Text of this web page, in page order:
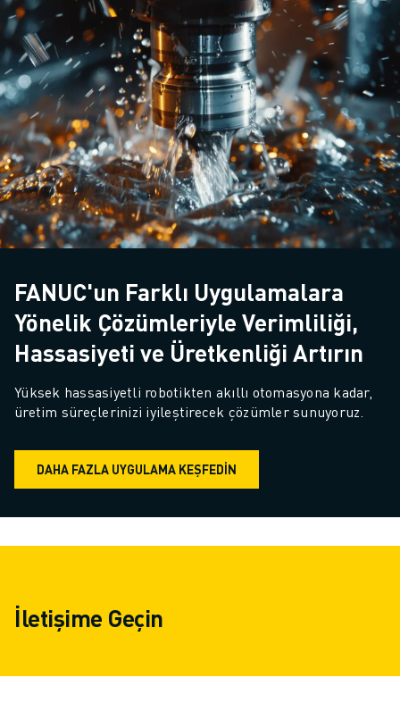
FANUC'un Farklı Uygulamalara
Yönelik Çözümleriyle Verimliliği,
Hassasiyeti ve Üretkenliği Artırın
Yüksek hassasiyetli robotikten akıllı otomasyona kadar,
üretim süreçlerinizi iyileştirecek çözümler sunuyoruz.
DAHA FAZLA UYGULAMA KEŞFEDIN
İletişime Geçin